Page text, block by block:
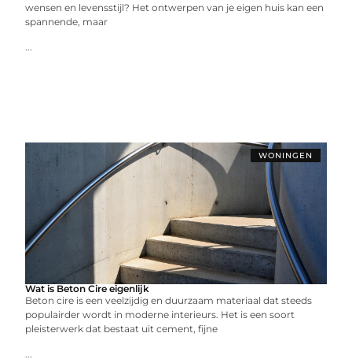
wensen en levensstijl? Het ontwerpen van je eigen huis kan een
spannende, maar
...
WONINGEN
Wat is Beton Cire eigenlijk
Beton cire is een veelzijdig en duurzaam materiaal dat steeds
populairder wordt in moderne interieurs. Het is een soort
pleisterwerk dat bestaat uit cement, fijne
...